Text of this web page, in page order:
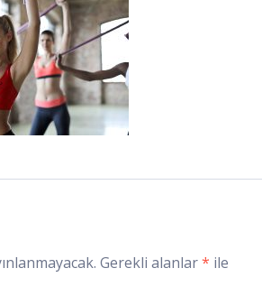
Gerekli alanlar* ile